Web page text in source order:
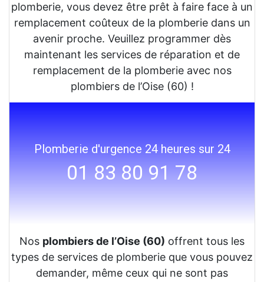
plomberie, vous devez être prêt à faire face à un
remplacement coûteux de la plomberie dans un
avenir proche. Veuillez programmer dès
maintenant les services de réparation et de
remplacement de la plomberie avec nos
plombiers de l’Oise (60) !
Plomberie d'urgence 24 heures sur 24
01 83 80 91 78
Nos plombiers de l’Oise (60) offrent tous les
types de services de plomberie que vous pouvez
demander, même ceux qui ne sont pas